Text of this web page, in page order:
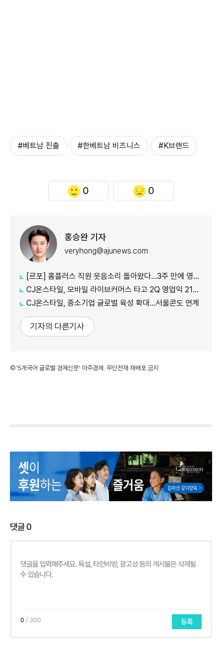
#베트남 진출 #한베트남 비즈니스 #K브랜드
0 0
홍승완 기자
veryhong@ajunews.com
[르포] 홈플러스 직원 웃음소리 돌아왔다…3주 만에 영업 재개 채비
CJ온스타일, 모바일 라이브커머스 타고 2Q 영업익 21%↑
CJ온스타일, 중소기업 글로벌 육성 확대…서울콘도 연계
기자의 다른기사
©'5개국어 글로벌 경제신문' 아주경제. 무단전재·재배포 금지
댓글0
0 / 300 등록